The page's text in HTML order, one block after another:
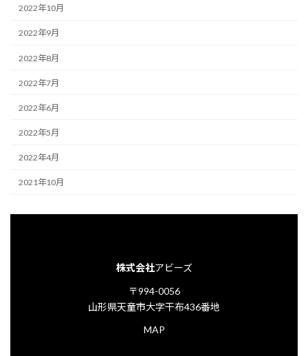
2022年10月
2022年9月
2022年8月
2022年7月
2022年6月
2022年5月
2022年4月
2021年10月
株式会社アビーズ
〒994-0056
山形県天童市大字干布436番地
MAP